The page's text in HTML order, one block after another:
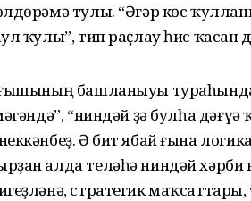
тулы. “Әгәр көс
ҡулы”, тип раҫлау һис ҡасан
башланыуы тураһында
“ниндәй ҙә булһа
Ә бит ябай ғына
алда теләһә ниндәй хәрби
стратегик